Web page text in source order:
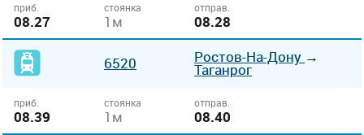
приб.
08.27
стоянка
1м
отправ.
08.28
6520 Ростов-На-Дону →
Таганрог
приб.
08.39
стоянка
1м
отправ.
08.40